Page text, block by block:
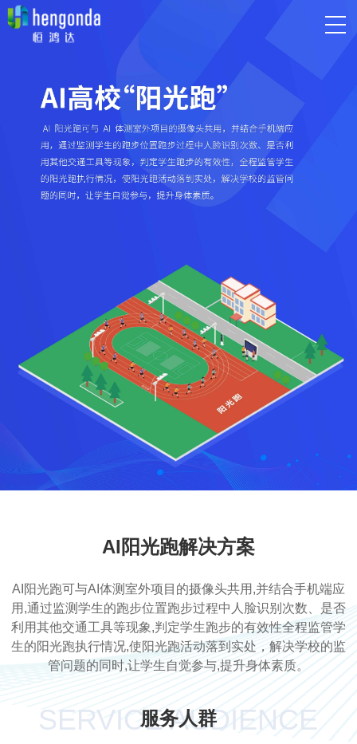
AI阳光跑解决方案
AI阳光跑可与AI体测室外项目的摄像头共用,并结合手机端应
用,通过监测学生的跑步位置跑步过程中人脸识别次数、是否
利用其他交通工具等现象,判定学生跑步的有效性全程监管学
生的阳光跑执行情况,使阳光跑活动落到实处，解决学校的监
管问题的同时,让学生自觉参与,提升身体素质。
服务人群
SERVICE AUDIENCE